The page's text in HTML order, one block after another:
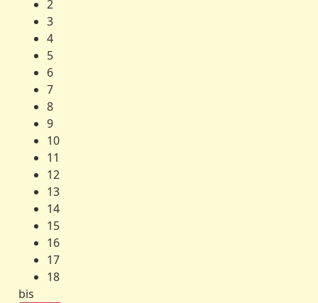
2
3
4
5
6
7
8
9
10
11
12
13
14
15
16
17
18
bis